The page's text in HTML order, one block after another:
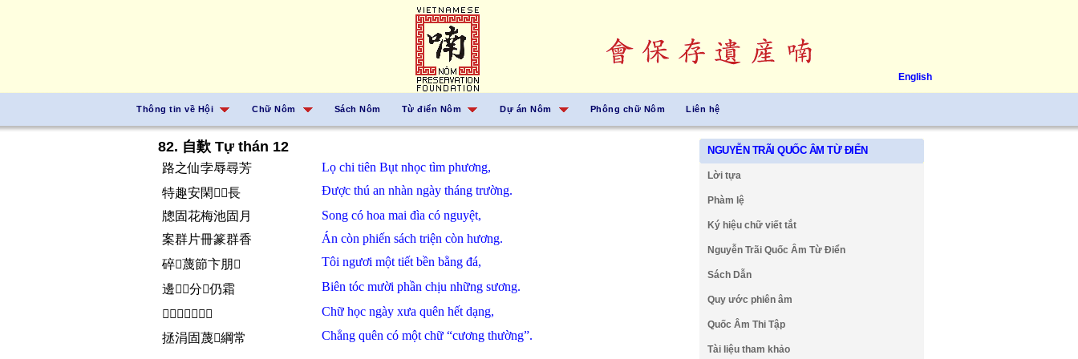
English
Thông tin về Hội Chữ Nôm Sách Nôm Từ điển Nôm Dự án Nôm Phông chữ Nôm Liên hệ
82. 自歎 Tự thán 12
路之仙孛辱尋芳 Lọ chi tiên Bụt nhọc tìm phương,
特趣安閑𣈜𣎃長
Được thú an nhàn ngày tháng trường.
牕固花梅池固月
Song có hoa mai đìa có nguyệt,
案群片冊篆群香
Án còn phiến sách triện còn hương.
碎𤽗蔑節卞朋𥒥
Tôi ngươi một tiết bền bằng đá,
邊𩯀𱑕分𠺥仍霜
Biên tóc mười phần chịu những sương.
𡨸斈𣈜初涓歇樣
Chữ học ngày xưa quên hết dạng,
拯涓固蔑𡨸綱常
Chẳng quên có một chữ “cương thường”.
NGUYỄN TRÃI QUỐC ÂM TỪ ĐIỂN
Lời tựa
Phàm lệ
Ký hiệu chữ viết tắt
Nguyễn Trãi Quốc Âm Từ Điển
Sách Dẫn
Quy ước phiên âm
Quốc Âm Thi Tập
Tài liệu tham khảo